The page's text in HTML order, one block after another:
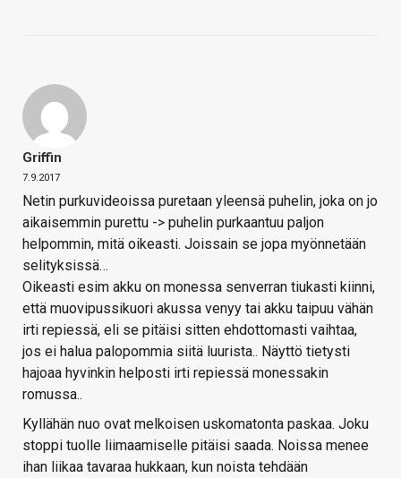
Griffin
7.9.2017
Netin purkuvideoissa puretaan yleensä puhelin, joka on jo
aikaisemmin purettu -> puhelin purkaantuu paljon
helpommin, mitä oikeasti. Joissain se jopa myönnetään
selityksissä…
Oikeasti esim akku on monessa senverran tiukasti kiinni,
että muovipussikuori akussa venyy tai akku taipuu vähän
irti repiessä, eli se pitäisi sitten ehdottomasti vaihtaa,
jos ei halua palopommia siitä luurista.. Näyttö tietysti
hajoaa hyvinkin helposti irti repiessä monessakin
romussa..
Kyllähän nuo ovat melkoisen uskomatonta paskaa. Joku
stoppi tuolle liimaamiselle pitäisi saada. Noissa menee
ihan liikaa tavaraa hukkaan, kun noista tehdään